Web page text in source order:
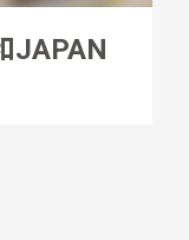
JAPAN